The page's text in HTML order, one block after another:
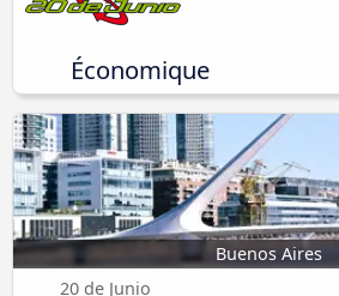
Économique
Buenos Aires
20 de Junio